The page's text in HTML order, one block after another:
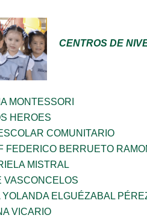
CENTROS DE
MONTESSORI
HEROES
COMUNITARIO
FEDERICO BERRUETO
MISTRAL
VASCONCELOS
YOLANDA ELGUÉZABAL
VICARIO